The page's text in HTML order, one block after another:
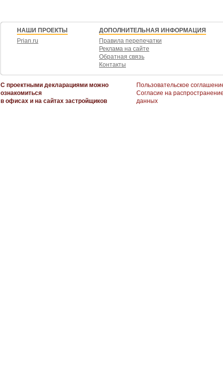
НАШИ ПРОЕКТЫ
Prian.ru
ДОПОЛНИТЕЛЬНАЯ ИНФОРМАЦИЯ
Правила перепечатки
Реклама на сайте
Обратная связь
Контакты
С проектными декларациями можно
ознакомиться
в офисах и на сайтах застройщиков
Пользовательское
Согласие на
данных